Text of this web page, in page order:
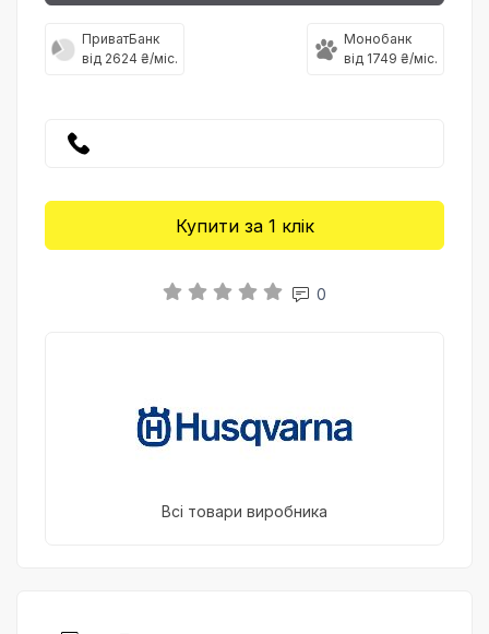
ПриватБанк
від 2624 ₴/міс.
Монобанк
від 1749 ₴/міс.
Купити за 1 клiк
0
Всі товари виробника